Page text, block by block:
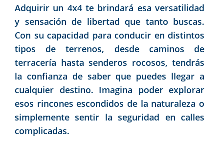
Adquirir un 4x4 te brindará esa versatilidad
y sensación de libertad que tanto buscas.
Con su capacidad para conducir en distintos
tipos de terrenos, desde caminos de
terracería hasta senderos rocosos, tendrás
la confianza de saber que puedes llegar a
cualquier destino. Imagina poder explorar
esos rincones escondidos de la naturaleza o
simplemente sentir la seguridad en calles
complicadas.